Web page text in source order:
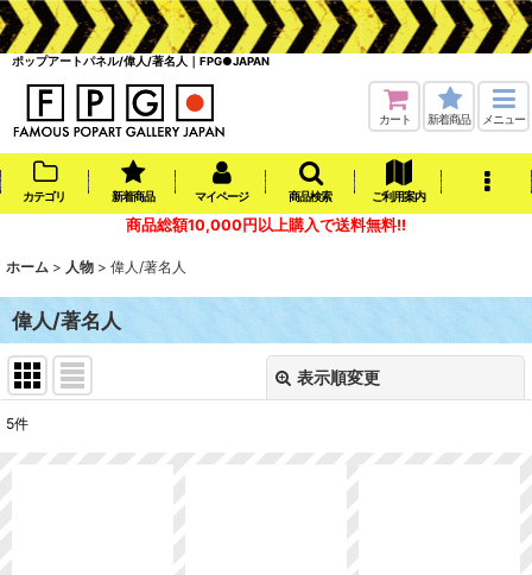
ポップアートパネル/偉人/著名人｜FPG●JAPAN
カート 新着商品 メニュー
カテゴリ 新着商品 マイページ 商品検索 ご利用案内
商品総額10,000円以上購入で送料無料!!
ホーム > 人物 > 偉人/著名人
偉人/著名人
表示順変更
5件